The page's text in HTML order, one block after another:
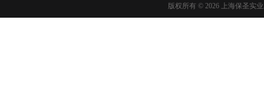
版权所有 © 2026 上海保圣实